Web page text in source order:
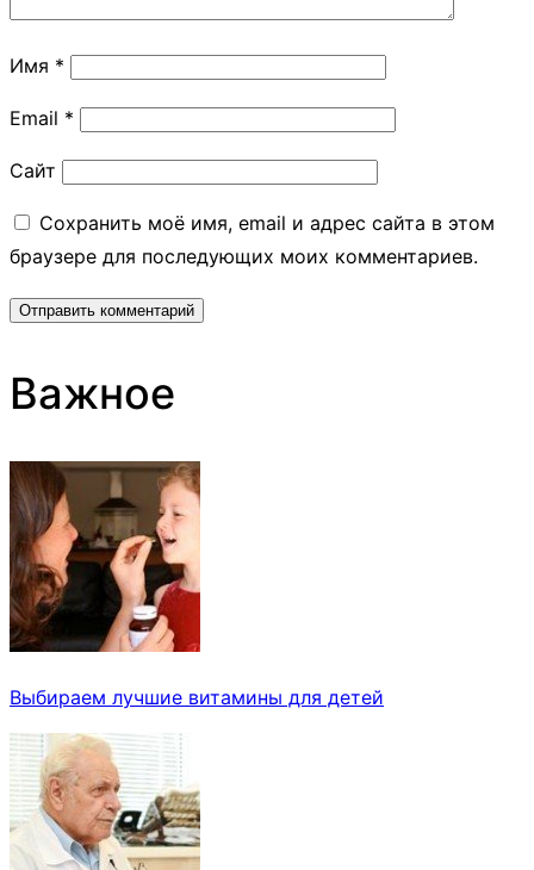
Имя *
Email *
Сайт
Сохранить моё имя, email и адрес сайта в этом
браузере для последующих моих комментариев.
Важное
Выбираем лучшие витамины для детей